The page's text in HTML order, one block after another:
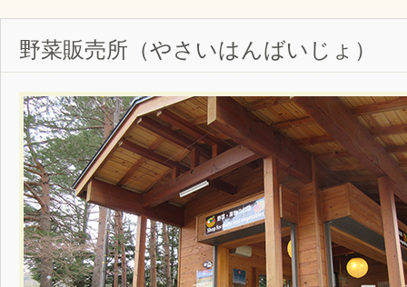
野菜販売所（やさいはんばいじょ）